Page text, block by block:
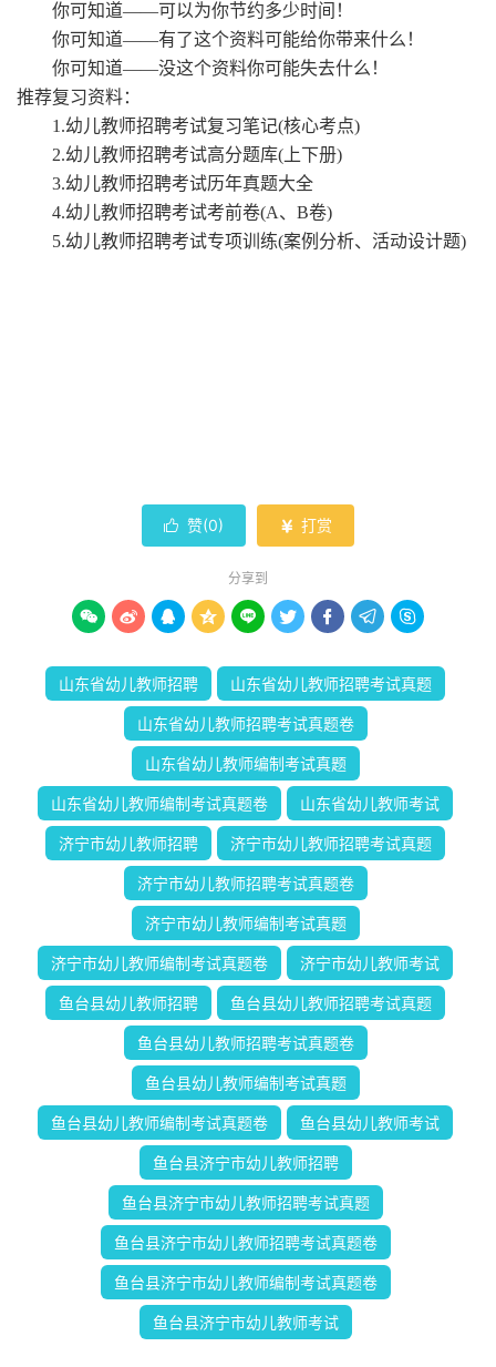
你可知道——可以为你节约多少时间！
你可知道——有了这个资料可能给你带来什么！
你可知道——没这个资料你可能失去什么！
推荐复习资料：
1.幼儿教师招聘考试复习笔记(核心考点)
2.幼儿教师招聘考试高分题库(上下册)
3.幼儿教师招聘考试历年真题大全
4.幼儿教师招聘考试考前卷(A、B卷)
5.幼儿教师招聘考试专项训练(案例分析、活动设计题)
 赞(0)  打赏
分享到
        
山东省幼儿教师招聘 山东省幼儿教师招聘考试真题
山东省幼儿教师招聘考试真题卷
山东省幼儿教师编制考试真题
山东省幼儿教师编制考试真题卷 山东省幼儿教师考试
济宁市幼儿教师招聘 济宁市幼儿教师招聘考试真题
济宁市幼儿教师招聘考试真题卷
济宁市幼儿教师编制考试真题
济宁市幼儿教师编制考试真题卷 济宁市幼儿教师考试
鱼台县幼儿教师招聘 鱼台县幼儿教师招聘考试真题
鱼台县幼儿教师招聘考试真题卷
鱼台县幼儿教师编制考试真题
鱼台县幼儿教师编制考试真题卷 鱼台县幼儿教师考试
鱼台县济宁市幼儿教师招聘
鱼台县济宁市幼儿教师招聘考试真题
鱼台县济宁市幼儿教师招聘考试真题卷
鱼台县济宁市幼儿教师编制考试真题卷
鱼台县济宁市幼儿教师考试